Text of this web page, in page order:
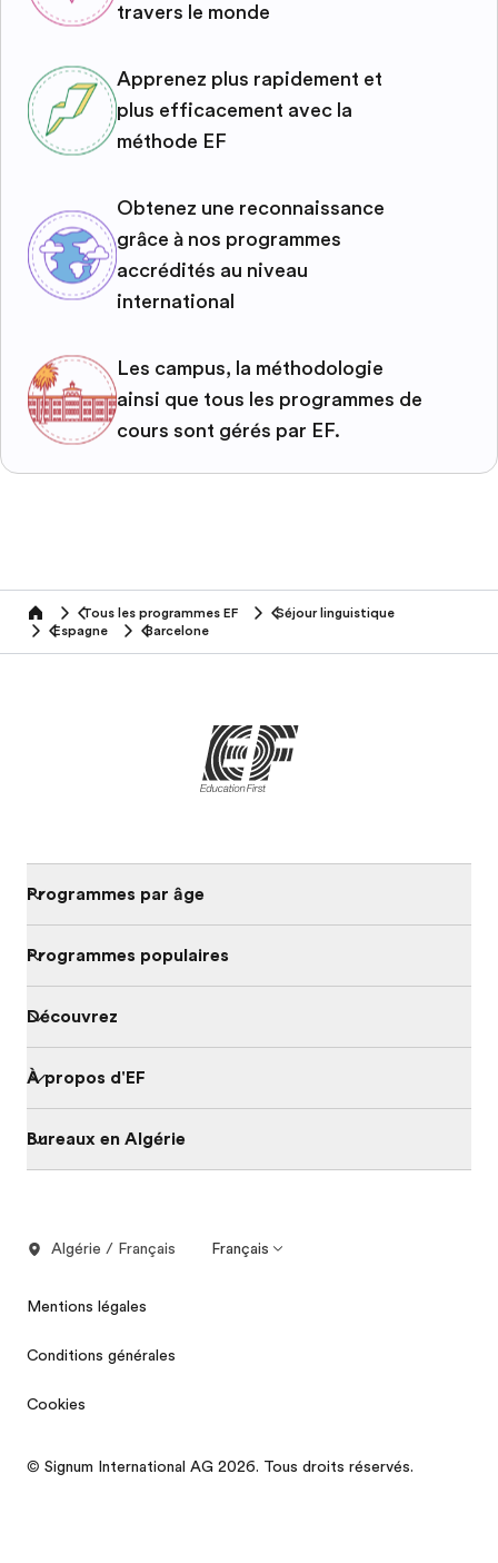
travers le monde
Apprenez plus rapidement et
plus efficacement avec la
méthode EF
Obtenez une reconnaissance
grâce à nos programmes
accrédités au niveau
international
Les campus, la méthodologie
ainsi que tous les programmes de
cours sont gérés par EF.
home Tous les programmes EF
Séjour linguistique
Espagne
Barcelone
Programmes par âge
Programmes populaires
Découvrez
À propos d'EF
Bureaux en Algérie
Algérie / Français Français
Mentions légales
Conditions générales
Cookies
© Signum International AG 2026. Tous droits réservés.